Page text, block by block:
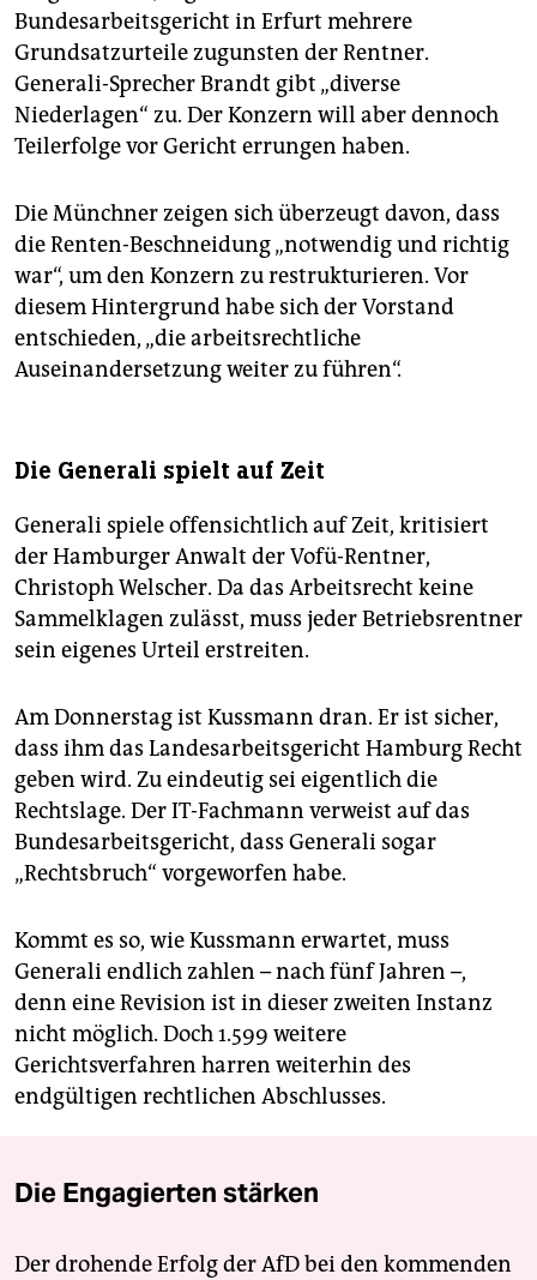
Bundesarbeitsgericht in Erfurt mehrere
Grundsatzurteile zugunsten der Rentner.
Generali-Sprecher Brandt gibt „diverse
Niederlagen“ zu. Der Konzern will aber dennoch
Teilerfolge vor Gericht errungen haben.
Die Münchner zeigen sich überzeugt davon, dass
die Renten-Beschneidung „notwendig und richtig
war“, um den Konzern zu restrukturieren. Vor
diesem Hintergrund habe sich der Vorstand
entschieden, „die arbeitsrechtliche
Auseinandersetzung weiter zu führen“.
Die Generali spielt auf Zeit
Generali spiele offensichtlich auf Zeit, kritisiert
der Hamburger Anwalt der Vofü-Rentner,
Christoph Welscher. Da das Arbeitsrecht keine
Sammelklagen zulässt, muss jeder Betriebsrentner
sein eigenes Urteil erstreiten.
Am Donnerstag ist Kussmann dran. Er ist sicher,
dass ihm das Landesarbeitsgericht Hamburg Recht
geben wird. Zu eindeutig sei eigentlich die
Rechtslage. Der IT-Fachmann verweist auf das
Bundesarbeitsgericht, dass Generali sogar
„Rechtsbruch“ vorgeworfen habe.
Kommt es so, wie Kussmann erwartet, muss
Generali endlich zahlen – nach fünf Jahren –,
denn eine Revision ist in dieser zweiten Instanz
nicht möglich. Doch 1.599 weitere
Gerichtsverfahren harren weiterhin des
endgültigen rechtlichen Abschlusses.
Die Engagierten stärken
Der drohende Erfolg der AfD bei den kommenden